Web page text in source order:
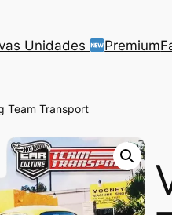
Unidades Premium
Team Transport